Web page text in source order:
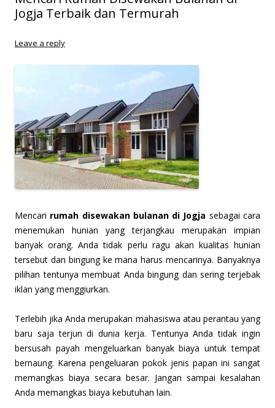
Jogja Terbaik dan Termurah
Leave a reply
Mencari rumah disewakan bulanan di Jogja sebagai cara
menemukan hunian yang terjangkau merupakan impian
banyak orang. Anda tidak perlu ragu akan kualitas hunian
tersebut dan bingung ke mana harus mencarinya. Banyaknya
pilihan tentunya membuat Anda bingung dan sering terjebak
iklan yang menggiurkan.
Terlebih jika Anda merupakan mahasiswa atau perantau yang
baru saja terjun di dunia kerja. Tentunya Anda tidak ingin
bersusah payah mengeluarkan banyak biaya untuk tempat
bernaung. Karena pengeluaran pokok jenis papan ini sangat
memangkas biaya secara besar. Jangan sampai kesalahan
Anda memangkas biaya kebutuhan lain.